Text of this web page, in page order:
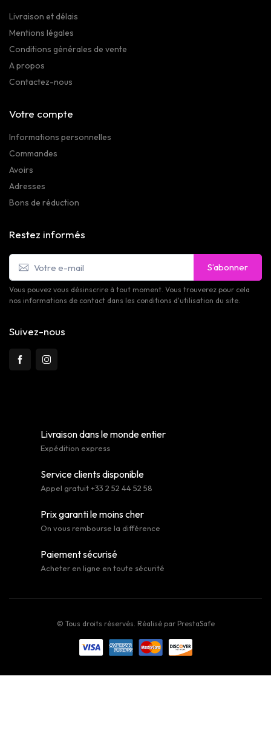
Livraison et délais
Mentions légales
Conditions générales de vente
A propos
Contactez-nous
Votre compte
Informations personnelles
Commandes
Avoirs
Adresses
Bons de réduction
Restez informés
S’abonner
Vous pouvez vous désinscrire à tout moment. Vous trouverez pour cela
nos informations de contact dans les conditions d'utilisation du site.
Suivez-nous
Livraison dans le monde entier
Expédition express
Service clients disponible
Appel gratuit +33 2 52 44 52 58
Prix garanti le moins cher
On vous rembourse la différence
Paiement sécurisé
Acheter en ligne en toute sécurité
© Tous droits réservés. Réalisé par PrestaSafe